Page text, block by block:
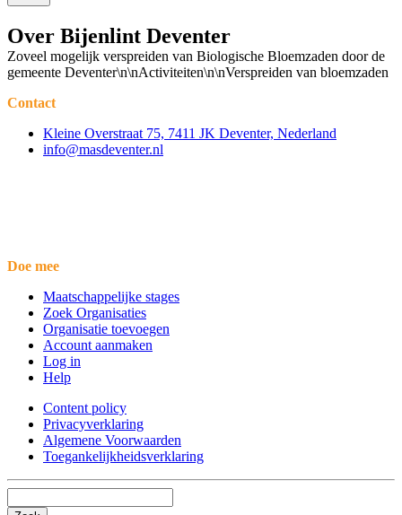
Over Bijenlint Deventer
Zoveel mogelijk verspreiden van Biologische Bloemzaden door de
gemeente Deventer\n\nActiviteiten\n\nVerspreiden van bloemzaden
Contact
Kleine Overstraat 75, 7411 JK Deventer, Nederland
info@masdeventer.nl
Doe mee
Maatschappelijke stages
Zoek Organisaties
Organisatie toevoegen
Account aanmaken
Log in
Help
Content policy
Privacyverklaring
Algemene Voorwaarden
Toegankelijkheidsverklaring